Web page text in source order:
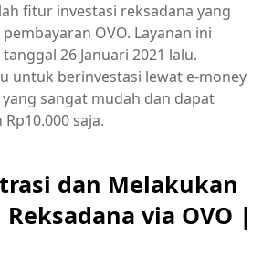
fitur investasi reksadana yang
OVO. Layanan ini
26 Januari 2021 lalu.
untuk berinvestasi lewat e-money
sangat mudah dan dapat
saja.
dan Melakukan
via OVO |